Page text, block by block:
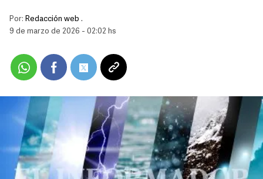
Por: Redacción web .
9 de marzo de 2026 - 02:02 hs